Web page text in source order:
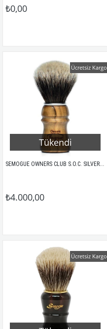
₺0,00
Tükendi
SEMOGUE OWNERS CLUB S.O.C. SILVERTIP 2 BAND PORSUK KILI TIRAŞ FIRÇASI KİRAZ AĞACI SAP
₺4.000,00
Ücretsiz Kargo
Ücretsiz Kargo